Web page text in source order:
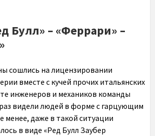
Булл» – «Феррари» –
сошлись на лицензировании
вместе с кучей прочих итальянских
инженеров и механиков команды
видели людей в форме с гарцующим
менее, даже в такой ситуации
в виде «Ред Булл Заубер